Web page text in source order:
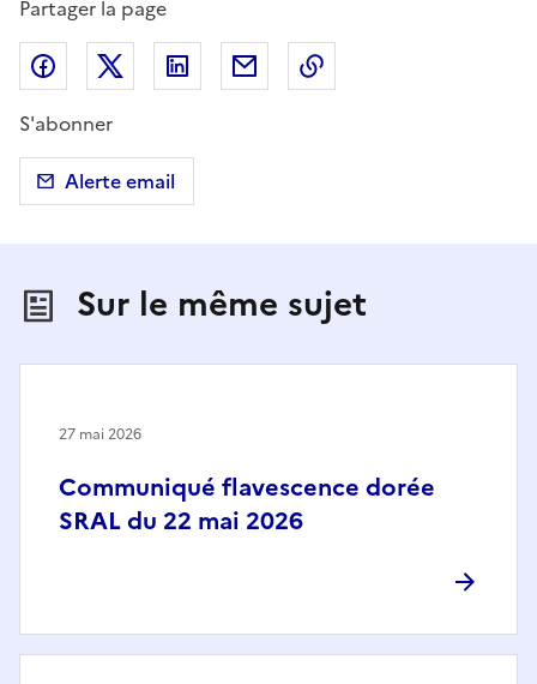
Partager la page
Partager sur Facebook
Partager sur X (anciennement Twitter)
Partager sur LinkedIn
Partager par email
S'abonner
Alerte email
Sur le même sujet
Communiqué flavescence dorée
SRAL du 22 mai 2026
27 mai 2026